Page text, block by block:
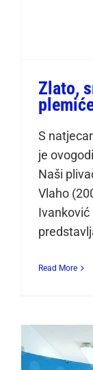
Zlato,
S
je
Naši
Vlaho
Read More